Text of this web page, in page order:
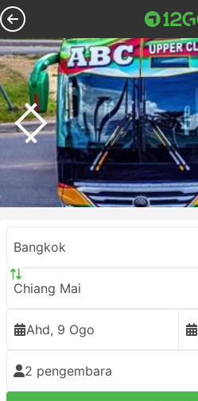
Bangkok
Chiang Mai
Ahd, 9 Ogo
2 pengembara